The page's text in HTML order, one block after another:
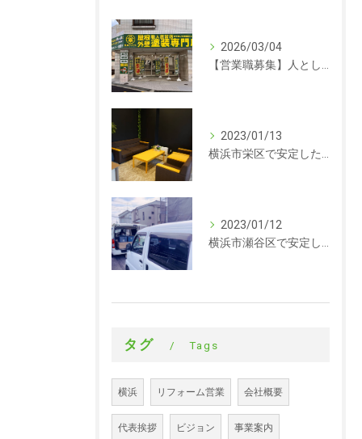
2026/03/04
2023/01/13
2023/01/12
タグ Tags
横浜 リフォーム営業 会社概要
代表挨拶 ビジョン 事業案内